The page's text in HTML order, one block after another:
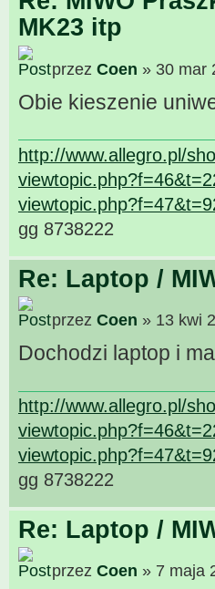
MK23 itp
przez Coen » 30 mar
Obie kieszenie
http://www.allegro.pl/
gg 8738222
Re: Laptop /
przez Coen » 13 kwi
Dochodzi laptop i
http://www.allegro.pl/
gg 8738222
Re: Laptop /
przez Coen » 7 maja